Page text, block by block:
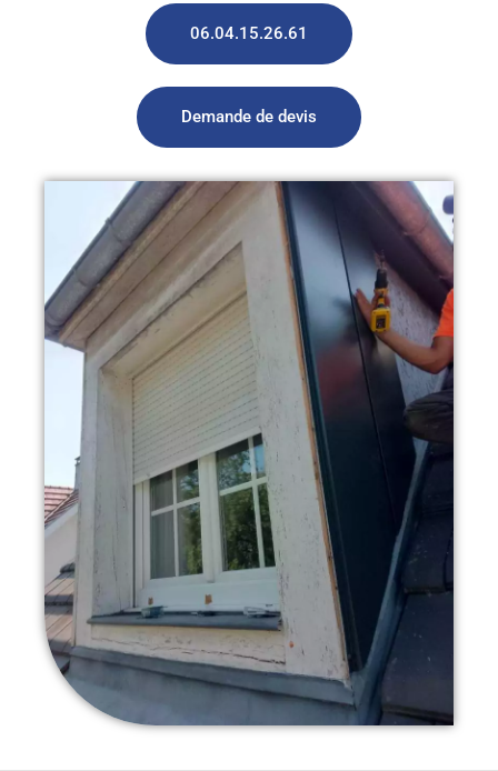
06.04.15.26.61
Demande de devis